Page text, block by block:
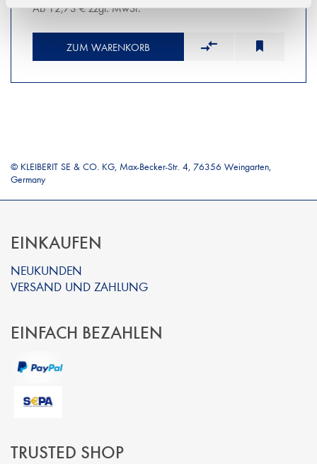
Ab 12,73 € zzgl. MwSt.
ZUM WARENKORB
© KLEIBERIT SE & CO. KG, Max-Becker-Str. 4, 76356 Weingarten,
Germany
EINKAUFEN
NEUKUNDEN
VERSAND UND ZAHLUNG
EINFACH BEZAHLEN
TRUSTED SHOP